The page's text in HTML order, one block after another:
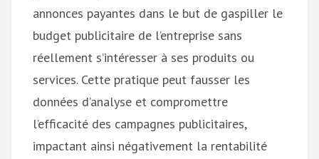
annonces payantes dans le but de gaspiller le
budget publicitaire de l’entreprise sans
réellement s’intéresser à ses produits ou
services. Cette pratique peut fausser les
données d’analyse et compromettre
l’efficacité des campagnes publicitaires,
impactant ainsi négativement la rentabilité